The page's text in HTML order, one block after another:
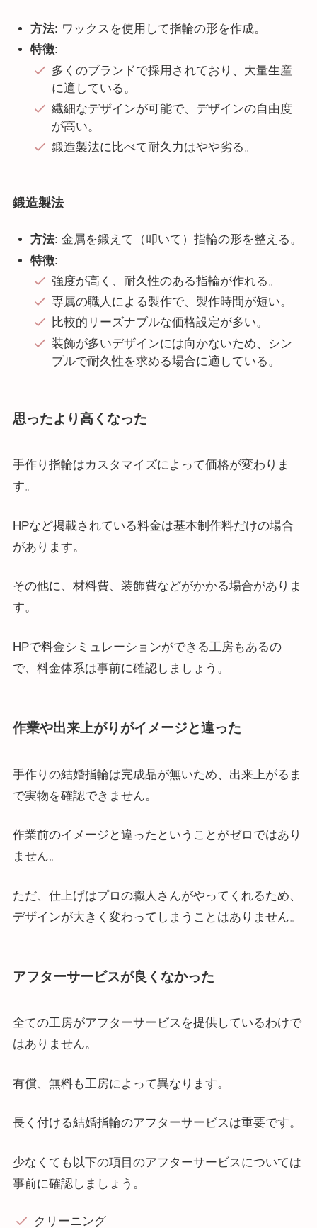
方法: ワックスを使用して指輪の形を作成。
特徴:
多くのブランドで採用されており、大量生産
に適している。
繊細なデザインが可能で、デザインの自由度
が高い。
鍛造製法に比べて耐久力はやや劣る。
鍛造製法
方法: 金属を鍛えて（叩いて）指輪の形を整える。
特徴:
強度が高く、耐久性のある指輪が作れる。
専属の職人による製作で、製作時間が短い。
比較的リーズナブルな価格設定が多い。
装飾が多いデザインには向かないため、シン
プルで耐久性を求める場合に適している。
思ったより高くなった
手作り指輪はカスタマイズによって価格が変わりま
す。
HPなど掲載されている料金は基本制作料だけの場合
があります。
その他に、材料費、装飾費などがかかる場合がありま
す。
HPで料金シミュレーションができる工房もあるの
で、料金体系は事前に確認しましょう。
作業や出来上がりがイメージと違った
手作りの結婚指輪は完成品が無いため、出来上がるま
で実物を確認できません。
作業前のイメージと違ったということがゼロではあり
ません。
ただ、仕上げはプロの職人さんがやってくれるため、
デザインが大きく変わってしまうことはありません。
アフターサービスが良くなかった
全ての工房がアフターサービスを提供しているわけで
はありません。
有償、無料も工房によって異なります。
長く付ける結婚指輪のアフターサービスは重要です。
少なくても以下の項目のアフターサービスについては
事前に確認しましょう。
クリーニング